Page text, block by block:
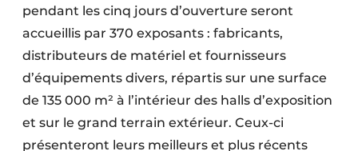
pendant les cinq jours d’ouverture seront
accueillis par 370 exposants : fabricants,
distributeurs de matériel et fournisseurs
d’équipements divers, répartis sur une surface
de 135 000 m² à l’intérieur des halls d’exposition
et sur le grand terrain extérieur. Ceux-ci
présenteront leurs meilleurs et plus récents